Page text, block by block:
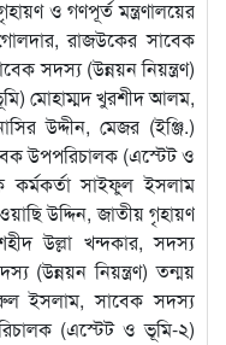
ও গণপূর্ত মন্ত্রণালয়ের
রাজউকের সাবেক
সদস্য (উন্নয়ন নিয়ন্ত্রণ)
মোহাম্মদ খুরশীদ আলম,
উদ্দীন, মেজর (ইঞ্জি.)
উপপরিচালক (এস্টেট ও
কর্মকর্তা সাইফুল ইসলাম
উদ্দিন, জাতীয় গৃহায়ণ
উল্লা খন্দকার, সদস্য
(উন্নয়ন নিয়ন্ত্রণ) তন্ময়
ইসলাম, সাবেক সদস্য
(এস্টেট ও ভূমি-২)